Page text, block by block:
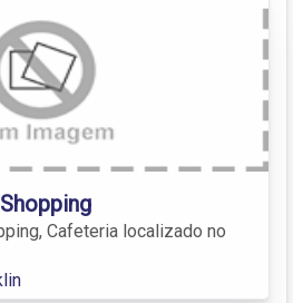
Cafeteria localizado no